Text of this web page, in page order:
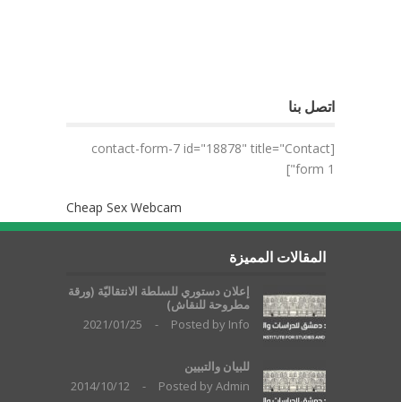
اتصل بنا
[contact-form-7 id="18878" title="Contact
form 1"]
Cheap Sex Webcam
المقالات المميزة
إعلان دستوري للسلطة الانتقاليّة (ورقة
مطروحة للنقاش)
Posted by Info
-
2021/01/25
للبيان والتبيين
Posted byAdmin
-
2014/10/12